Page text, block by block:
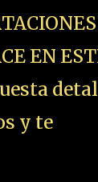
EN
y te